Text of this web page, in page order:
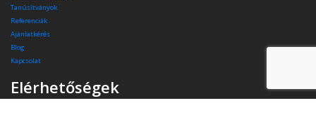
Tanúsítványok
Referenciák
Ajánlatkérés
Blog
Kapcsolat
Elérhetőségek